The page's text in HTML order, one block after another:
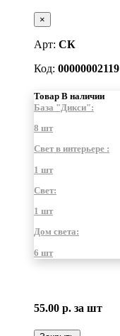
×
Арт: СК
Код: 00000002119
Товар В наличии
База "Дикси":
8 шт
Свет в интерьере :
1 шт
Свет:
1 шт
Дом света:
6 шт
55.00 р. за шт